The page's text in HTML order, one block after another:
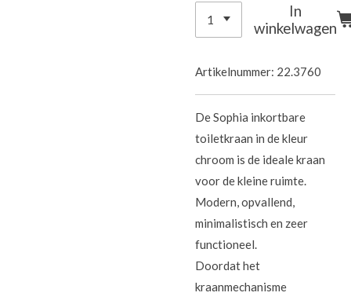
In
winkelwagen
Artikelnummer: 22.3760
De Sophia inkortbare
toiletkraan in de kleur
chroom is de ideale kraan
voor de kleine ruimte.
Modern, opvallend,
minimalistisch en zeer
functioneel.
Doordat het
kraanmechanisme